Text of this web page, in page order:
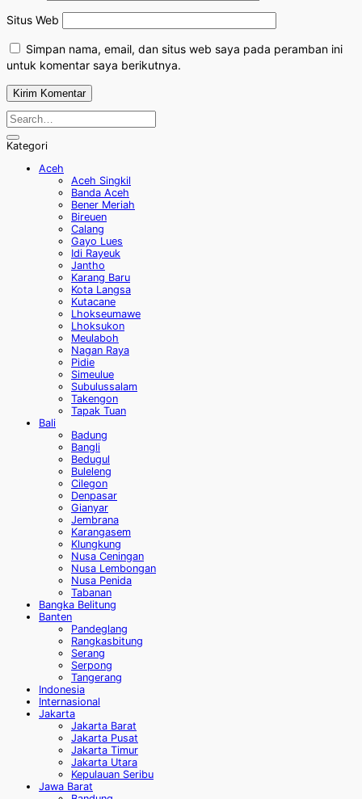
Situs Web
Simpan nama, email, dan situs web saya pada peramban ini
untuk komentar saya berikutnya.
Kategori
Aceh
Aceh Singkil
Banda Aceh
Bener Meriah
Bireuen
Calang
Gayo Lues
Idi Rayeuk
Jantho
Karang Baru
Kota Langsa
Kutacane
Lhokseumawe
Lhoksukon
Meulaboh
Nagan Raya
Pidie
Simeulue
Subulussalam
Takengon
Tapak Tuan
Bali
Badung
Bangli
Bedugul
Buleleng
Cilegon
Denpasar
Gianyar
Jembrana
Karangasem
Klungkung
Nusa Ceningan
Nusa Lembongan
Nusa Penida
Tabanan
Bangka Belitung
Banten
Pandeglang
Rangkasbitung
Serang
Serpong
Tangerang
Indonesia
Internasional
Jakarta
Jakarta Barat
Jakarta Pusat
Jakarta Timur
Jakarta Utara
Kepulauan Seribu
Jawa Barat